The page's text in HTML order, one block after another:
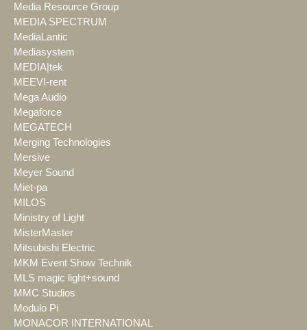
Media Resource Group
MEDIA SPECTRUM
MediaLantic
Mediasystem
MEDIA|tek
MEEVI-rent
Mega Audio
Megaforce
MEGATECH
Merging Technologies
Mersive
Meyer Sound
Miet-pa
MILOS
Ministry of Light
MisterMaster
Mitsubishi Electric
MKM Event Show Technik
MLS magic light+sound
MMC Studios
Modulo Pi
MONACOR INTERNATIONAL